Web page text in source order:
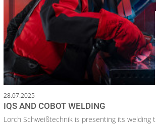
28.07.2025
IQS AND COBOT WELDING
Lorch Schweißtechnik is presenting its welding